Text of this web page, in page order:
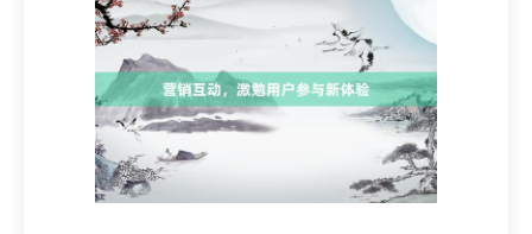
世。”这句话说念出了生命的本色——糊口本人
即是道理。在余华的作品中，东说念主物不息
面临灾难与死亡，但他们仍是刚毅地活下去，
这种精神恰是对生命最朴素的尊重。 他亦曾写
说念：“技艺不是像水同样流走，而是像沙子同
样堆积。